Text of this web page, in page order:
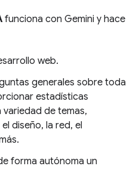
funciona con Gemini y hace
web.
generales sobre toda
estadísticas
de temas,
diseño, la red, el
forma autónoma un